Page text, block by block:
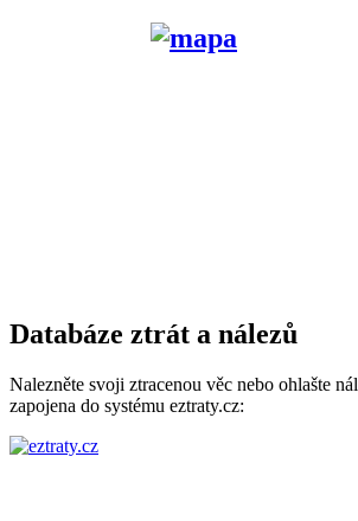
Databáze ztrát a nálezů
Nalezněte svoji ztracenou věc nebo ohlašte
zapojena do systému eztraty.cz: